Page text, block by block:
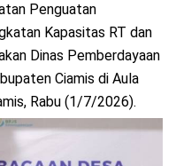
Penguatan
Kapasitas RT dan
Dinas Pemberdayaan
Ciamis di Aula
Rabu (1/7/2026).